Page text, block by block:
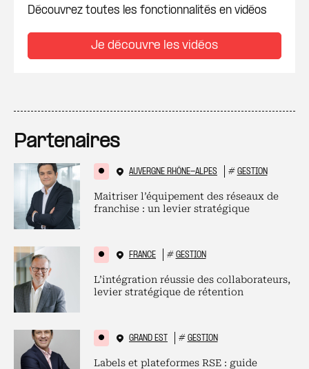
Découvrez toutes les fonctionnalités en vidéos
Je découvre les vidéos
Partenaires
AUVERGNE RHÔNE-ALPES # GESTION
Maitriser l’équipement des réseaux de
franchise : un levier stratégique
FRANCE # GESTION
L’intégration réussie des collaborateurs,
levier stratégique de rétention
GRAND EST # GESTION
Labels et plateformes RSE : guide